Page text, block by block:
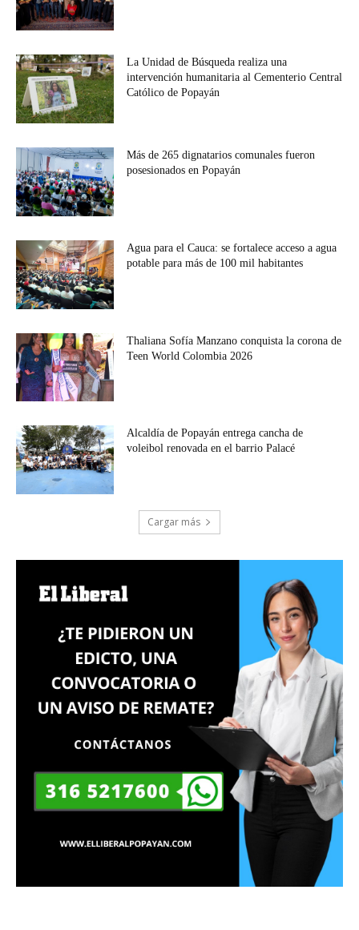
La Unidad de Búsqueda realiza una
intervención humanitaria al Cementerio Central
Católico de Popayán
Más de 265 dignatarios comunales fueron
posesionados en Popayán
Agua para el Cauca: se fortalece acceso a agua
potable para más de 100 mil habitantes
Thaliana Sofía Manzano conquista la corona de
Teen World Colombia 2026
Alcaldía de Popayán entrega cancha de
voleibol renovada en el barrio Palacé
Cargar más